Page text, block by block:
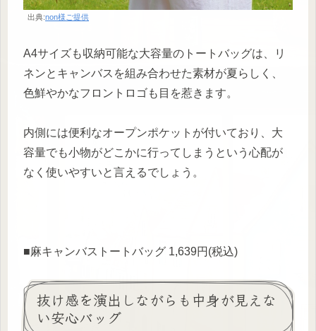
出典:non様ご提供
A4サイズも収納可能な大容量のトートバッグは、リ
ネンとキャンバスを組み合わせた素材が夏らしく、
色鮮やかなフロントロゴも目を惹きます。
内側には便利なオープンポケットが付いており、大
容量でも小物がどこかに行ってしまうという心配が
なく使いやすいと言えるでしょう。
■麻キャンバストートバッグ 1,639円(税込)
抜け感を演出しながらも中身が見えな
い安心バッグ